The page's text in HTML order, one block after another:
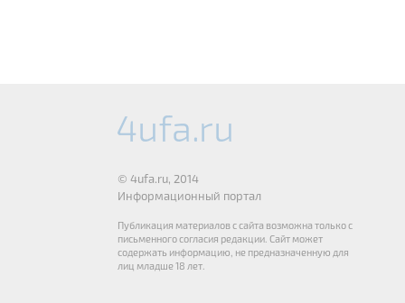
© 4ufa.ru, 2014
Информационный портал
Публикация материалов с сайта возможна только с
письменного согласия редакции. Сайт может
содержать информацию, не предназначенную для
лиц младше 18 лет.